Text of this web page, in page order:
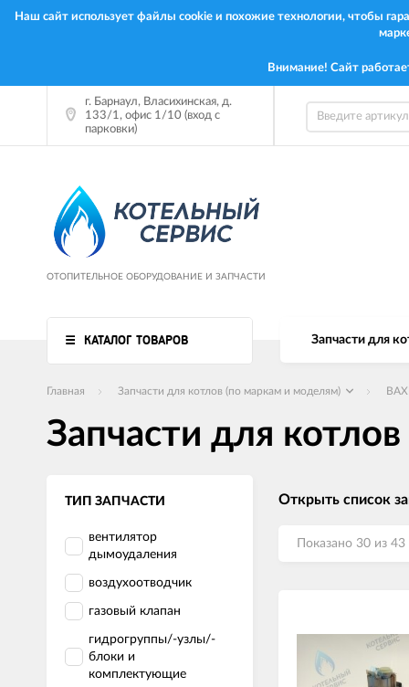
Наш сайт использует файлы cookie и похожие технологии, чтобы
Внимание! Сайт
г. Барнаул, Власихинская, д.
133/1, офис 1/10 (вход с
парковки)
ОТОПИТЕЛЬНОЕ ОБОРУДОВАНИЕ И ЗАПЧАСТИ
КАТАЛОГ ТОВАРОВ Запчасти для
Главная Запчасти для котлов (по маркам и моделям) BAXI
Запчасти для
ТИП ЗАПЧАСТИ
вентилятор
дымоудаления
воздухоотводчик
газовый клапан
гидрогруппы/-узлы/-
блоки и
комплектующие
Открыть список
Показано 30 из 43